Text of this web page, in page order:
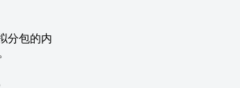
分包的内